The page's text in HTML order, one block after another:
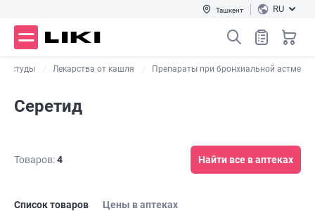
Ташкент RU
Лекарства от кашля Препараты при бронхиальной астме
Серетид
Товаров:4 Найти все в аптеках
Список товаров Цены в аптеках